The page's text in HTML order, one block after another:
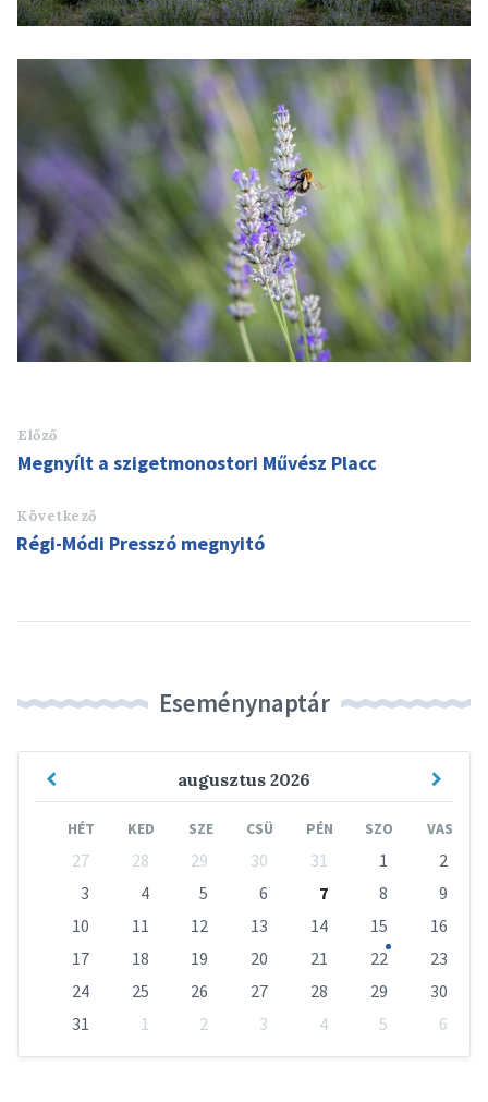
Előző
Megnyílt a szigetmonostori Művész Placc
Következő
Régi-Módi Presszó megnyitó
Eseménynaptár
augusztus 2026
Previous
HÉT KED SZE CSÜ PÉN SZO VAS
calendar
27 28 29 30 31 1
2
3
4 5 6 7 8
9
10
11 12 13 14 15
16
17
18 19 20 21 22
23
24
25 26 27 28 29
30
31
1 2 3 4 5
6